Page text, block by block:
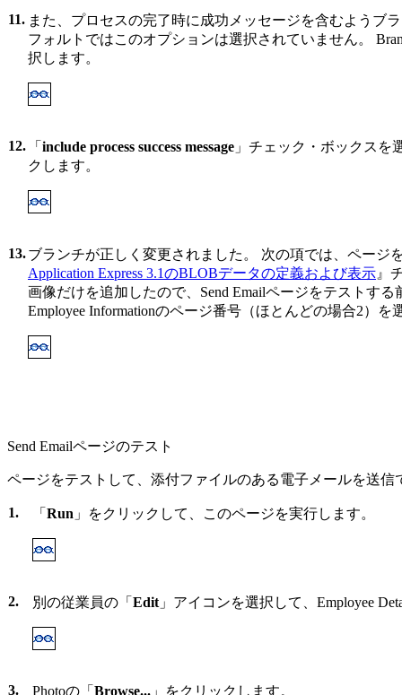
11. また、プロセスの完了時に成功メッセージを含むようブ
フォルトではこのオプションは選択されていません。
択します。
12. 「 include process success message 」チェック・ボックスを
クします。
13.ブランチが正しく変更されました。 次の項では、ページ
Application Express 3.1のBLOBデータの定義および表示 』
画像だけを追加したので、Send Emailページをテストす
Employee Informationのページ番号（ほとんどの場合2）を
Send Emailページのテスト
ページをテストして、添付ファイルのある電子メールを送
1. 「 Run 」をクリックして、このページを実行します。
2. 別の従業員の「 Edit 」アイコンを選択して、Employee
3. Photoの「 Browse... 」をクリックします。